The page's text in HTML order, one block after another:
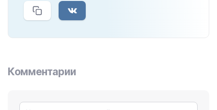
Комментарии